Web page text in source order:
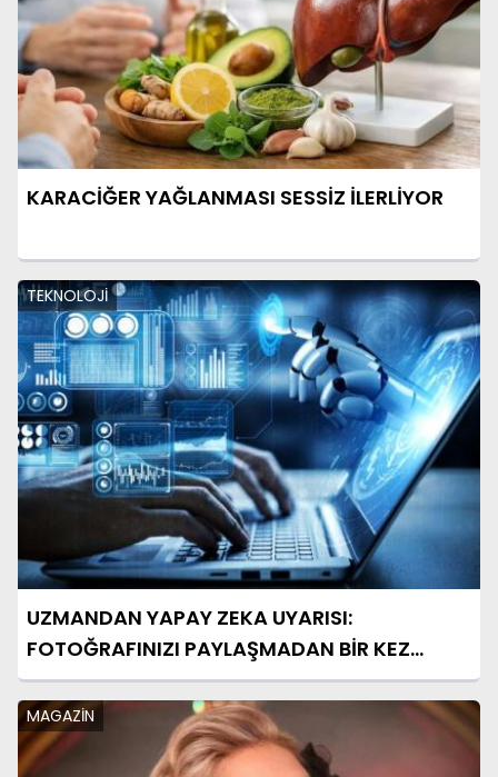
KARACİĞER YAĞLANMASI SESSİZ İLERLİYOR
TEKNOLOJİ
UZMANDAN YAPAY ZEKA UYARISI:
FOTOĞRAFINIZI PAYLAŞMADAN BİR KEZ
DAHA DÜŞÜNÜN
MAGAZİN